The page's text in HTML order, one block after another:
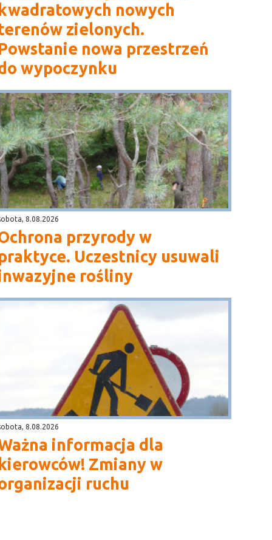
kwadratowych nowych
zielonych.
nowa przestrzeń
wypoczynku
8.08.2026
przyrody w
Uczestnicy usuwali
rośliny
8.08.2026
informacja dla
kierowców! Zmiany w
ruchu